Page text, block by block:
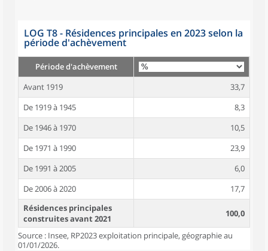
LOG T8 - Résidences principales en 2023 selon la
période d'achèvement
Période d'achèvement
Avant 1919
33,7
De 1919 à 1945
8,3
De 1946 à 1970
10,5
De 1971 à 1990
23,9
De 1991 à 2005
6,0
De 2006 à 2020
17,7
Résidences principales
construites avant 2021
100,0
Source : Insee, RP2023 exploitation principale, géographie au
01/01/2026.